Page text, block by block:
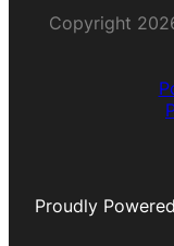
Copyright
Proudly